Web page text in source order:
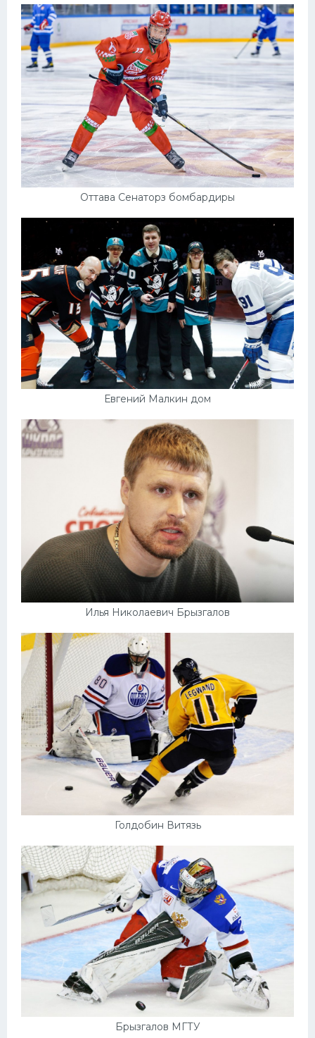
Оттава Сенаторз бомбардиры
Евгений Малкин дом
Илья Николаевич Брызгалов
Голдобин Витязь
Брызгалов МГТУ